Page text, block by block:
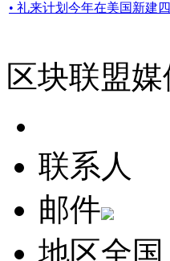
• 礼来计划今年在美国新建
区块联盟媒
联系人
邮件
地区全国